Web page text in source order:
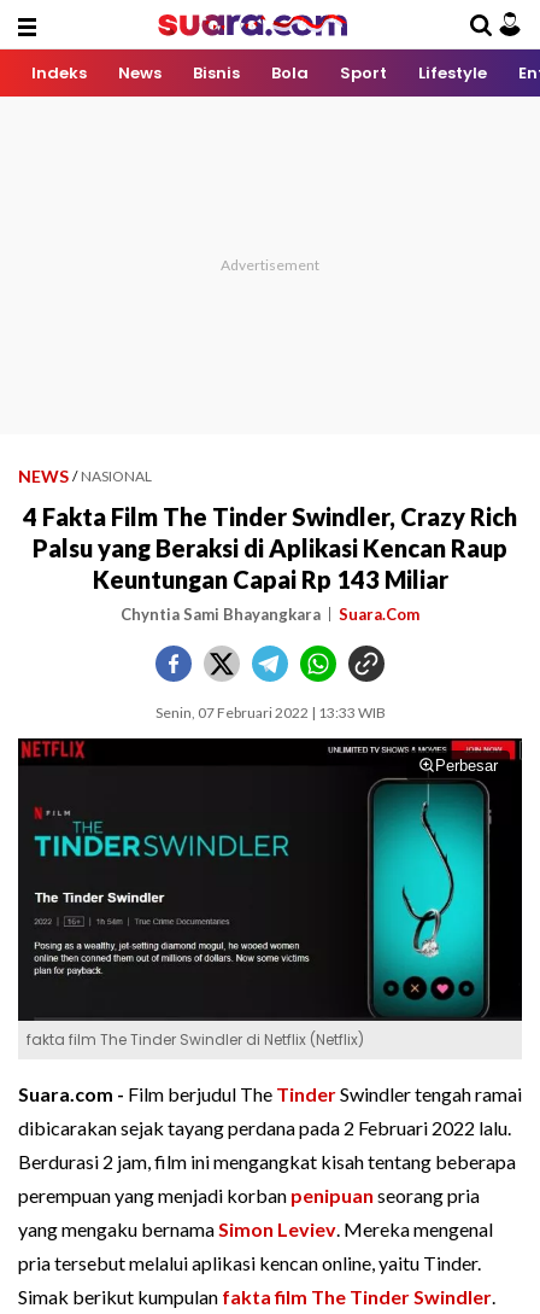
Indeks News Bisnis Bola Sport Lifestyle
NEWS / NASIONAL
4 Fakta Film The Tinder Swindler, Crazy Rich
Palsu yang Beraksi di Aplikasi Kencan Raup
Keuntungan Capai Rp 143 Miliar
Chyntia Sami Bhayangkara Suara.Com
Senin, 07 Februari 2022 | 13:33 WIB
Perbesar
fakta film The Tinder Swindler di Netflix (Netflix)
Suara.com - Film berjudul The TinderSwindler tengah ramai
dibicarakan sejak tayang perdana pada 2 Februari 2022 lalu.
Berdurasi 2 jam, film ini mengangkat kisah tentang beberapa
perempuan yang menjadi korban penipuan seorang pria
yang mengaku bernamaSimon Leviev. Mereka mengenal
pria tersebut melalui aplikasi kencan online, yaitu Tinder.
Simak berikut kumpulan fakta film The Tinder Swindler.